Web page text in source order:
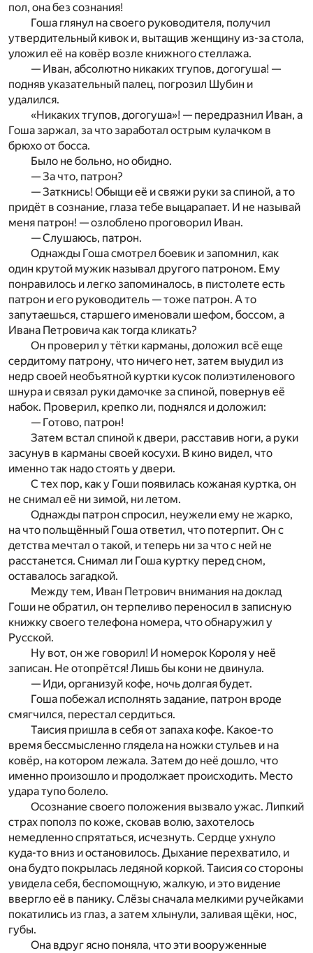
пол, она без сознания!
Гоша глянул на своего руководителя, получил
утвердительный кивок и, вытащив женщину из-за стола,
уложил её на ковёр возле книжного стеллажа.
— Иван, абсолютно никаких тгупов, догогуша! —
подняв указательный палец, погрозил Шубин и
удалился.
«Никаких тгупов, догогуша»! — передразнил Иван, а
Гоша заржал, за что заработал острым кулачком в
брюхо от босса.
Было не больно, но обидно.
— За что, патрон?
— Заткнись! Обыщи её и свяжи руки за спиной, а то
придёт в сознание, глаза тебе выцарапает. И не называй
меня патрон! — озлоблено проговорил Иван.
— Слушаюсь, патрон.
Однажды Гоша смотрел боевик и запомнил, как
один крутой мужик называл другого патроном. Ему
понравилось и легко запоминалось, в пистолете есть
патрон и его руководитель — тоже патрон. А то
запутаешься, старшего именовали шефом, боссом, а
Ивана Петровича как тогда кликать?
Он проверил у тётки карманы, доложил всё еще
сердитому патрону, что ничего нет, затем выудил из
недр своей необъятной куртки кусок полиэтиленового
шнура и связал руки дамочке за спиной, повернув её
набок. Проверил, крепко ли, поднялся и доложил:
— Готово, патрон!
Затем встал спиной к двери, расставив ноги, а руки
засунув в карманы своей косухи. В кино видел, что
именно так надо стоять у двери.
С тех пор, как у Гоши появилась кожаная куртка, он
не снимал её ни зимой, ни летом.
Однажды патрон спросил, неужели ему не жарко,
на что польщённый Гоша ответил, что потерпит. Он с
детства мечтал о такой, и теперь ни за что с ней не
расстанется. Снимал ли Гоша куртку перед сном,
оставалось загадкой.
Между тем, Иван Петрович внимания на доклад
Гоши не обратил, он терпеливо переносил в записную
книжку своего телефона номера, что обнаружил у
Русской.
Ну вот, он же говорил! И номерок Короля у неё
записан. Не отопрётся! Лишь бы кони не двинула.
— Иди, организуй кофе, ночь долгая будет.
Гоша побежал исполнять задание, патрон вроде
смягчился, перестал сердиться.
Таисия пришла в себя от запаха кофе. Какое-то
время бессмысленно глядела на ножки стульев и на
ковёр, на котором лежала. Затем до неё дошло, что
именно произошло и продолжает происходить. Место
удара тупо болело.
Осознание своего положения вызвало ужас. Липкий
страх пополз по коже, сковав волю, захотелось
немедленно спрятаться, исчезнуть. Сердце ухнуло
куда-то вниз и остановилось. Дыхание перехватило, и
она будто покрылась ледяной коркой. Таисия со стороны
увидела себя, беспомощную, жалкую, и это видение
ввергло её в панику. Слёзы сначала мелкими ручейками
покатились из глаз, а затем хлынули, заливая щёки, нос,
губы.
Она вдруг ясно поняла, что эти вооруженные